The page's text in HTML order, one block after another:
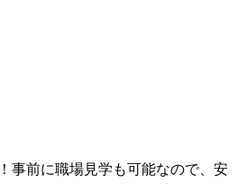
事前に職場見学も可能なので、安